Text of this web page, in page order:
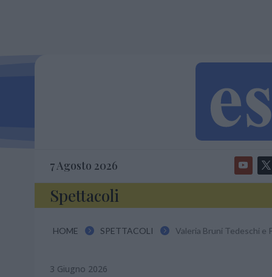
7 Agosto 2026
Spettacoli
HOME  SPETTACOLI  Valeria Bruni Tedeschi e
3 Giugno 2026